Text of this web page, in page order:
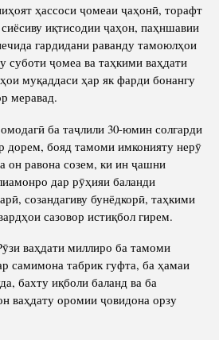
ҳассоси ҷомеаи ҷаҳонӣ, торафт
иқтисодии ҷаҳон, паҳншавии
гардидани раванду тамоюлҳои
суботи ҷомеа ва таҳкими ваҳдати
муқаддаси ҳар як фарди бонангу
меравад.
ба таҷлили 30-юмин солгарди
дорем, бояд тамоми имконияту нерӯ
он равона созем, ки ин ҷашни
дар рӯҳияи баланди
созандагиву бунёдкорӣ, таҳкими
сазовор истиқбол гирем.
ваҳдати миллиро ба тамоми
самимона табрик гуфта, ба ҳамаи
бахту иқболи баланд ва ба
ваҳдату оромии ҷовидона орзу